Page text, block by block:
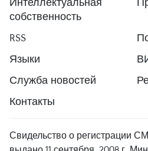
собственность
RSS
Языки
Служба новостей
Контакты
Свидельство о регистрации